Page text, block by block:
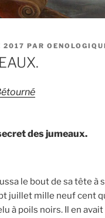
2017 PAR
des jumeaux.
le bout de sa tête à
juillet mille neuf cent
à poils noirs. Il en